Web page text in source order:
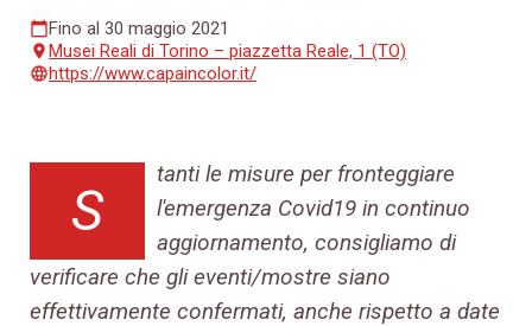
calendar_todayFino al 30 maggio 2021
placeMusei Reali di Torino – piazzetta Reale, 1 (TO)
languagehttps://www.capaincolor.it/
S
tanti le misure per fronteggiare
l'emergenza Covid19 in continuo
aggiornamento, consigliamo di
verificare che gli eventi/mostre siano
effettivamente confermati, anche rispetto a date